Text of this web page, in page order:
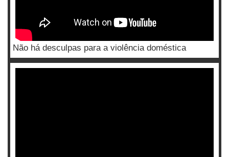
Não há desculpas para a violência doméstica